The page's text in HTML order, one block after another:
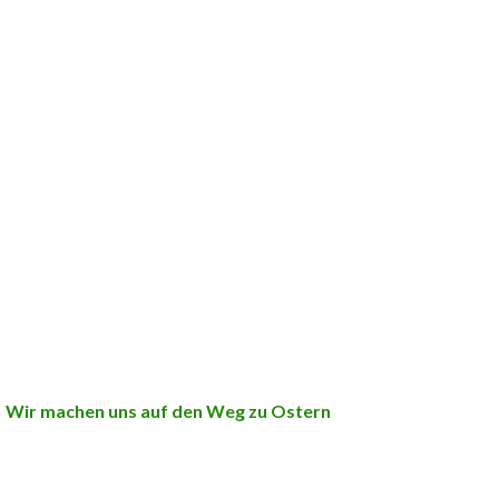
Wir machen uns auf den Weg zu Ostern